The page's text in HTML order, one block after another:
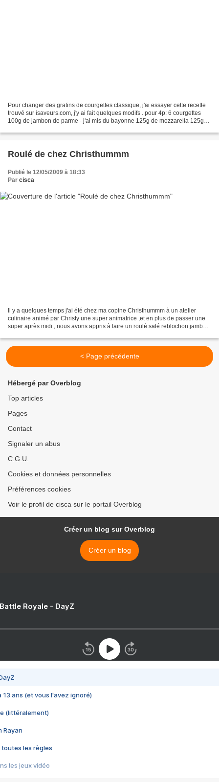
Pour changer des gratins de courgettes classique, j'ai essayer cette recette
trouvé sur isaveurs.com, j'y ai fait quelques modifs . pour 4p: 6 courgettes
100g de jambon de parme - j'ai mis du bayonne 125g de mozzarella 125g
Roulé de chez Christhummm
Publié le 12/05/2009 à 18:33
Par cisca
Il y a quelques temps j'ai été chez ma copine Christhummm à un atelier
culinaire animé par Christy une super animatrice ,et en plus de passer une
super après midi , nous avons appris à faire un roulé salé reblochon jambon
< Page précédente
Hébergé par Overblog
Top articles
Pages
Contact
Signaler un abus
C.G.U.
Cookies et données personnelles
Préférences cookies
Voir le profil de cisca sur le portail Overblog
Créer un blog sur Overblog
Créer un blog
Royale - DayZ
13 ans (et vous l'avez ignoré)
(littéralement)
Rayan
toutes les règles
les jeux vidéo